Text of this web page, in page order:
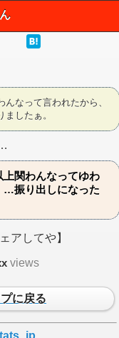
なって言われたから、
したぁ。
関わんなってゆわ
…振り出しになった
アしてや】
views
に戻る